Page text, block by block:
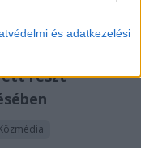
és adatkezelési
részt